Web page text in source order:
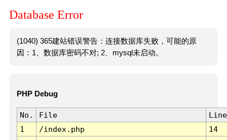
Database Error
(1040) 365建站错误警告：连接数据库失败，可能的原
因：1、数据库密码不对; 2、mysql未启动。
PHP Debug
No. File
Line
1
/index.php 14